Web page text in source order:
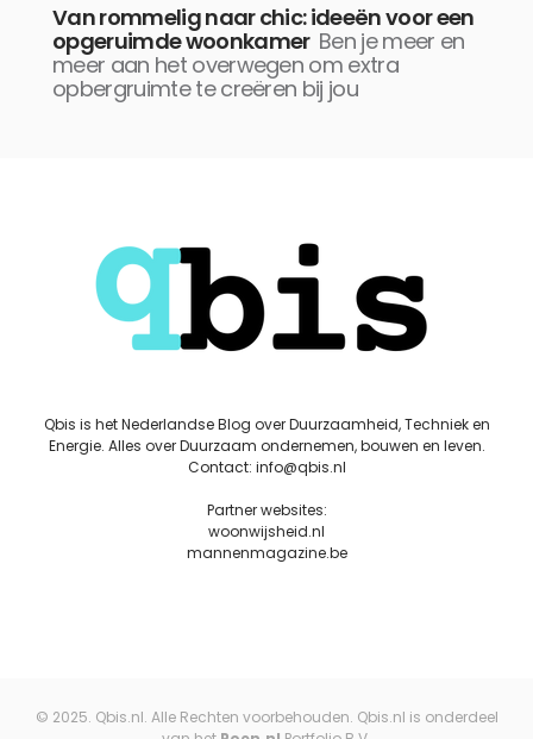
Van rommelig naar chic: ideeën voor een
opgeruimde woonkamer Ben je meer en
meer aan het overwegen om extra
opbergruimte te creëren bij jou
Qbis is het Nederlandse Blog over Duurzaamheid, Techniek en
Energie. Alles over Duurzaam ondernemen, bouwen en leven.
Contact: info@qbis.nl
Partner websites:
woonwijsheid.nl
mannenmagazine.be
© 2025. Qbis.nl. Alle Rechten voorbehouden. Qbis.nl is onderdeel